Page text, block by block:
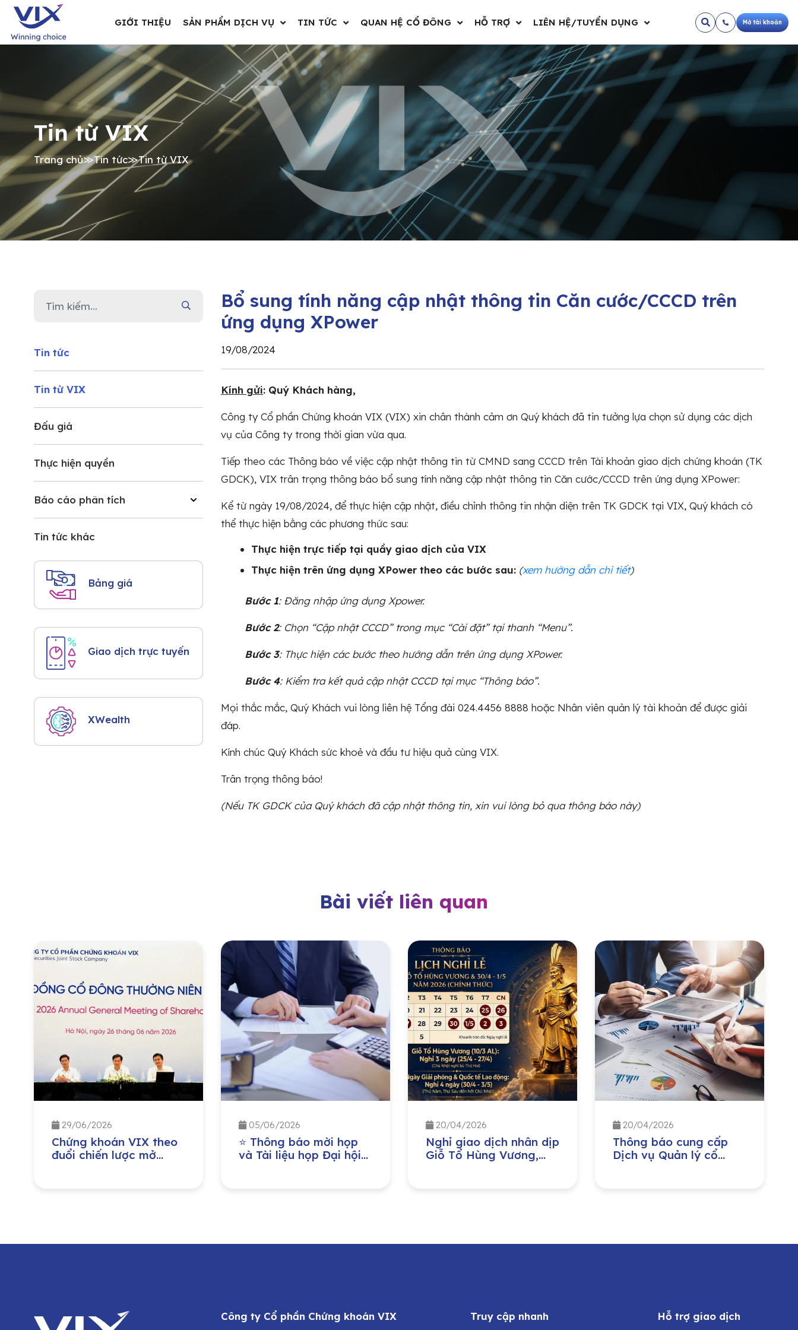
GIỚI THIỆU SẢN PHẨM DỊCH VỤ TIN TỨC QUAN HỆ CỔ ĐÔNG HỖ TRỢ LIÊN HỆ/TUYỂN DỤNG Mở tài khoản
Tin từ VIX
Trang chủ≫Tin tức≫Tin từ VIX
Tin tức
Tin từ VIX
Đấu giá
Thực hiện quyền
Báo cáo phân tích
Tin tức khác
Bảng giá
Giao dịch trực tuyến
XWealth
Bổ sung tính năng cập nhật thông tin Căn cước/CCCD trên
ứng dụng XPower
19/08/2024
Kính gửi: Quý Khách hàng,
Công ty Cổ phần Chứng khoán VIX (VIX) xin chân thành cảm ơn Quý khách đã tin tưởng lựa chọn sử dụng các dịch
vụ của Công ty trong thời gian vừa qua.
Tiếp theo các Thông báo về việc cập nhật thông tin từ CMND sang CCCD trên Tài khoản giao dịch chứng khoán (TK
GDCK), VIX trân trọng thông báo bổ sung tính năng cập nhật thông tin Căn cước/CCCD trên ứng dụng XPower:
Kể từ ngày 19/08/2024, để thực hiện cập nhật, điều chỉnh thông tin nhận diện trên TK GDCK tại VIX, Quý khách có
thể thực hiện bằng các phương thức sau:
Thực hiện trực tiếp tại quầy giao dịch của VIX
Thực hiện trên ứng dụng XPower theo các bước sau: (xem hướng dẫn chi tiết)
Bước 1: Đăng nhập ứng dụng Xpower.
Bước 2: Chọn “Cập nhật CCCD” trong mục “Cài đặt” tại thanh “Menu”.
Bước 3: Thực hiện các bước theo hướng dẫn trên ứng dụng XPower.
Bước 4: Kiểm tra kết quả cập nhật CCCD tại mục “Thông báo”.
Mọi thắc mắc, Quý Khách vui lòng liên hệ Tổng đài 024.4456 8888 hoặc Nhân viên quản lý tài khoản để được giải
đáp.
Kính chúc Quý Khách sức khoẻ và đầu tư hiệu quả cùng VIX.
Trân trọng thông báo!
(Nếu TK GDCK của Quý khách đã cập nhật thông tin, xin vui lòng bỏ qua thông báo này)
Bài viết liên quan
29/06/2026
Chứng khoán VIX theo
đuổi chiến lược mở
05/06/2026
⭐ Thông báo mời họp
và Tài liệu họp Đại hội
20/04/2026
Nghỉ giao dịch nhân dịp
Giỗ Tổ Hùng Vương,
20/04/2026
Thông báo cung cấp
Dịch vụ Quản lý cổ
Công ty Cổ phần Chứng khoán VIX Truy cập nhanh Hỗ trợ giao dịch